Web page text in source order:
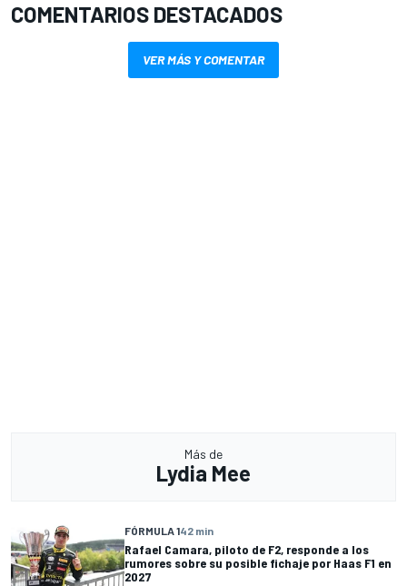
COMENTARIOS DESTACADOS
VER MÁS Y COMENTAR
Más de
Lydia Mee
FÓRMULA 142 min
Rafael Camara, piloto de F2, responde a los
rumores sobre su posible fichaje por Haas F1 en
2027